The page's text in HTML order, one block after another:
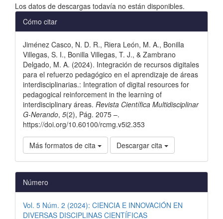
Los datos de descargas todavía no están disponibles.
Detalles
del
artículo
Cómo citar
Jiménez Casco, N. D. R., Riera León, M. A., Bonilla
Villegas, S. I., Bonilla Villegas, T. J., & Zambrano
Delgado, M. A. (2024). Integración de recursos digitales
para el refuerzo pedagógico en el aprendizaje de áreas
interdisciplinarias.: Integration of digital resources for
pedagogical reinforcement in the learning of
interdisciplinary áreas. Revista Científica Multidisciplinar
G-Nerando, 5(2), Pág. 2075 –.
https://doi.org/10.60100/rcmg.v5i2.353
Más formatos de cita Descargar cita
Número
Vol. 5 Núm. 2 (2024): CIENCIA E INNOVACIÓN EN
DIVERSAS DISCIPLINAS CIENTÍFICAS